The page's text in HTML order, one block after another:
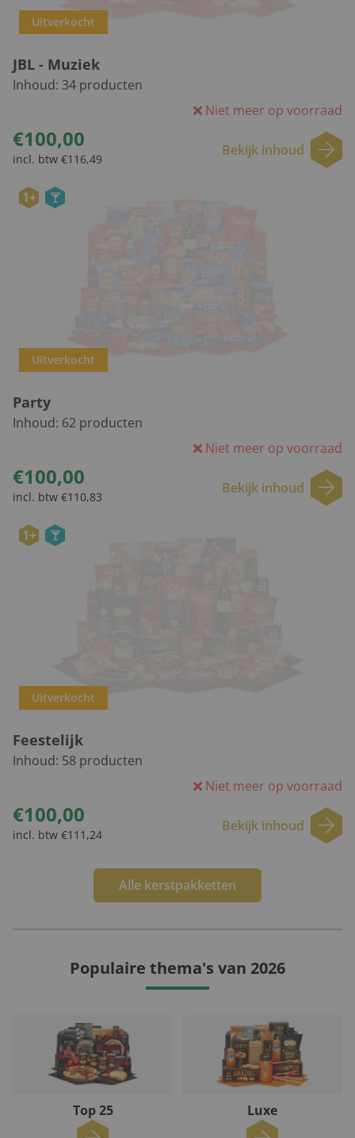
Uitverkocht
JBL - Muziek
Inhoud: 34 producten
Niet meer op voorraad
€100,00
incl. btw €116,49
Bekijk inhoud
1+
Uitverkocht
Party
Inhoud: 62 producten
Niet meer op voorraad
€100,00
incl. btw €110,83
Bekijk inhoud
1+
Uitverkocht
Feestelijk
Inhoud: 58 producten
Niet meer op voorraad
€100,00
incl. btw €111,24
Bekijk inhoud
Alle kerstpakketten
Populaire thema's van 2026
Top 25 Luxe